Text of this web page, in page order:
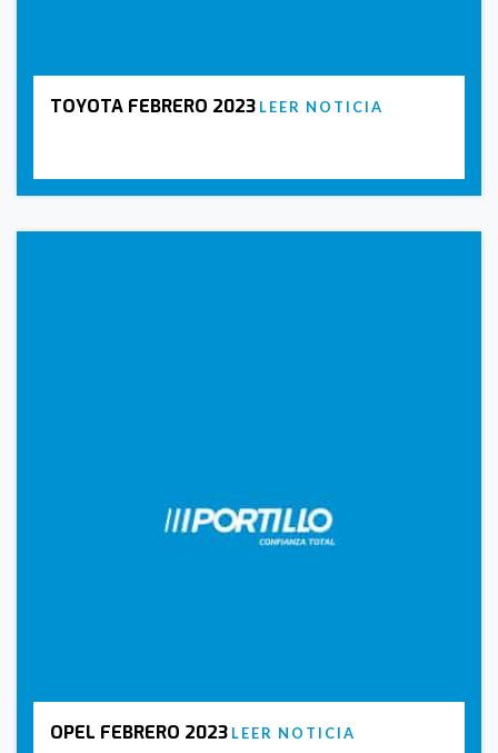
TOYOTA FEBRERO 2023 LEER NOTICIA
OPEL FEBRERO 2023 LEER NOTICIA